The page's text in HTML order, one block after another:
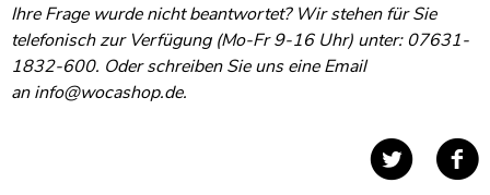
Ihre Frage wurde nicht beantwortet? Wir stehen für Sie
telefonisch zur Verfügung (Mo-Fr 9-16 Uhr) unter: 07631-
1832-600. Oder schreiben Sie uns eine Email
aninfo@wocashop.de.